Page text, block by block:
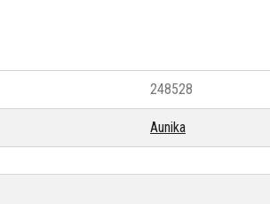
248528
Aunika